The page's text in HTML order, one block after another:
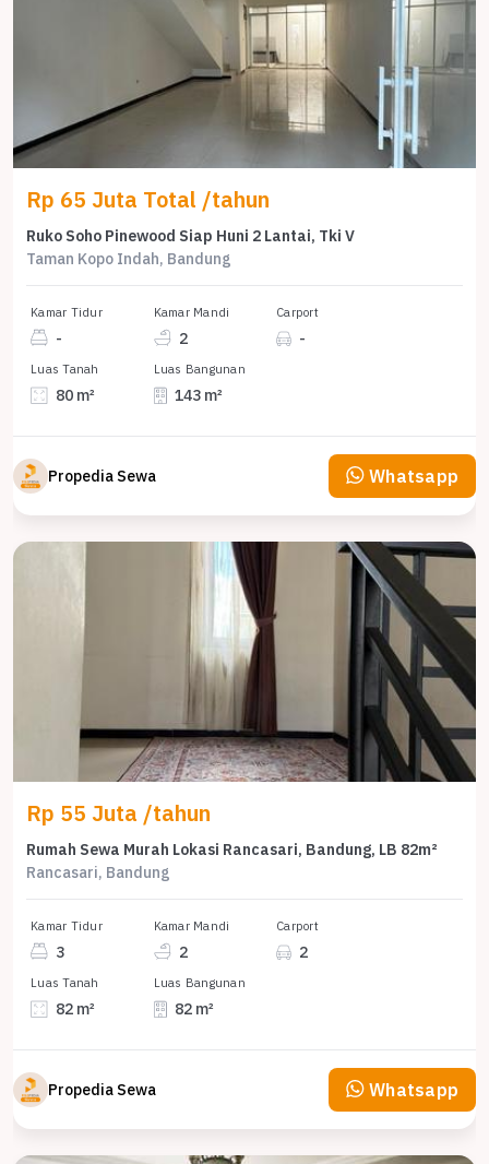
Rp 65 Juta Total /tahun
Ruko Soho Pinewood Siap Huni 2 Lantai, Tki V
Taman Kopo Indah, Bandung
Kamar Tidur
-
Kamar Mandi
2
Carport
-
Luas Tanah
80 m²
Luas Bangunan
143 m²
Propedia Sewa Whatsapp
Rp 55 Juta /tahun
Rumah Sewa Murah Lokasi Rancasari, Bandung, LB 82m²
Rancasari, Bandung
Kamar Tidur
3
Kamar Mandi
2
Carport
2
Luas Tanah
82 m²
Luas Bangunan
82 m²
Propedia Sewa Whatsapp